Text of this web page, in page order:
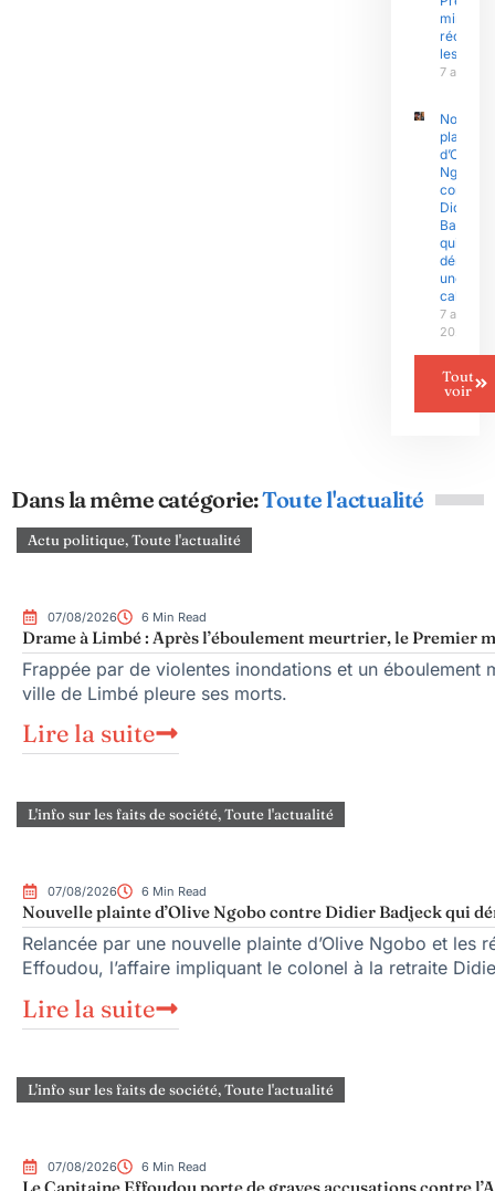
ministre
les
7 août
Nouvelle
plainte
d’Olive
Ngobo
contre
Didier
Badjeck
qui
dénonce
une «
cabale »
7 août
2026
Tout
voir
Dans la même catégorie:Toute l'actualité
Actu politique,Toute l'actualité
07/08/2026 6 Min Read
Drame à Limbé : Après l’éboulement meurtrier, le Premier
Frappée par de violentes inondations et un
ville de Limbé pleure ses morts.
Lire la suite
L'info sur les faits de société,Toute l'actualité
07/08/2026 6 Min Read
Nouvelle plainte d’Olive Ngobo contre Didier Badjeck qui
Relancée par une nouvelle plainte d’Olive Ngobo et les
Effoudou, l’affaire impliquant le colonel à la retraite
Lire la suite
L'info sur les faits de société,Toute l'actualité
07/08/2026 6 Min Read
Le Capitaine Effoudou porte de graves accusations contre